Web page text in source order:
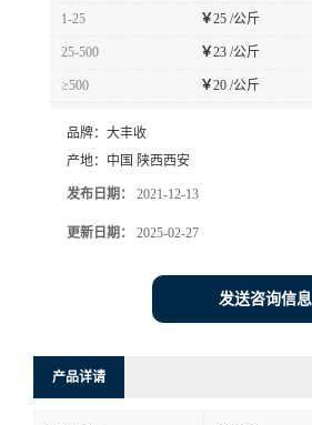
1-25 ￥25 /公斤
25-500 ￥23 /公斤
≥500 ￥20 /公斤
品牌： 大丰收
产地： 中国 陕西西安
发布日期： 2021-12-13
更新日期： 2025-02-27
发送咨询信息
产品详请